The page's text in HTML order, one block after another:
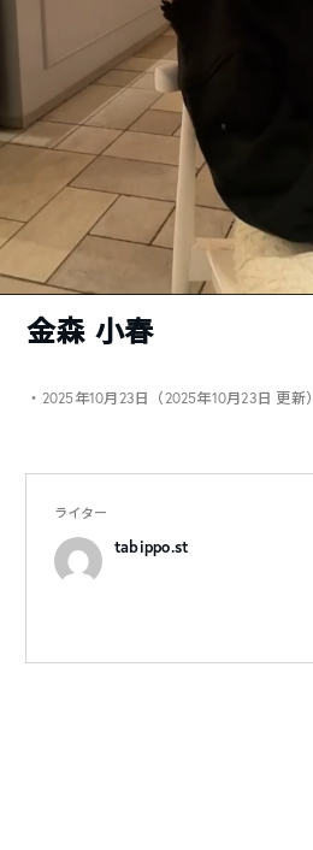
金森 小春
・2025年10月23日（2025年10月23日 更新）
ライター
tabippo.st